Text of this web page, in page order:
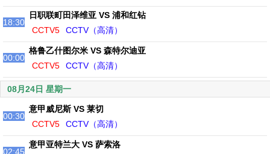
18:30
日职联町田泽维亚 VS 浦和红钻
CCTV5
CCTV（高清）
00:00
格鲁乙什图尔米 VS 森特尔迪亚
CCTV5
CCTV（高清）
08月24日 星期一
00:30
意甲威尼斯 VS 莱切
CCTV5
CCTV（高清）
02:45
意甲亚特兰大 VS 萨索洛